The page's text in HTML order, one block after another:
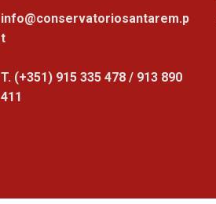
info@conservatoriosantarem.p
t
T. (+351) 915 335 478 / 913 890
411